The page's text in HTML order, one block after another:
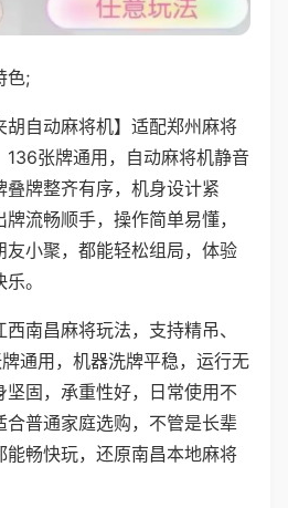
色;
胡自动麻将机】适配郑州麻将
136张牌通用，自动麻将机静音
牌整齐有序，机身设计紧
流畅顺手，操作简单易懂，
友小聚，都能轻松组局，体验
。
南昌麻将玩法，支持精吊、
通用，机器洗牌平稳，运行无
坚固，承重性好，日常使用不
普通家庭选购，不管是长辈
能畅快玩，还原南昌本地麻将